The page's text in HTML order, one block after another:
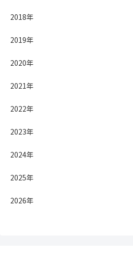
2018年
2019年
2020年
2021年
2022年
2023年
2024年
2025年
2026年